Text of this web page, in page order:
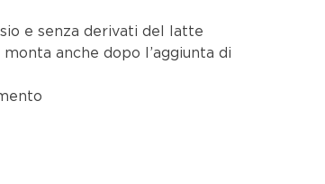
e senza derivati del latte
anche dopo l’aggiunta di